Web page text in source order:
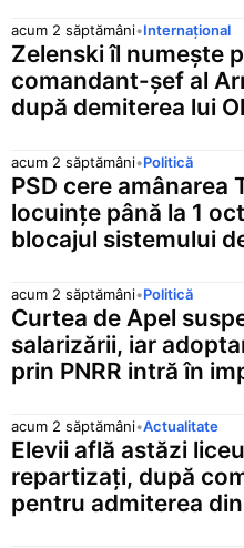
acum 2 săptămâni•Internațional
Zelenski îl numește
comandant-șef al
după demiterea lui
acum 2 săptămâni•Politică
PSD cere amânarea
locuințe până la 1
blocajul sistemului
acum 2 săptămâni•Politică
Curtea de Apel
salarizării, iar
prin PNRR intră în
acum 2 săptămâni•Actualitate
Elevii află astăzi
repartizați, după
pentru admiterea